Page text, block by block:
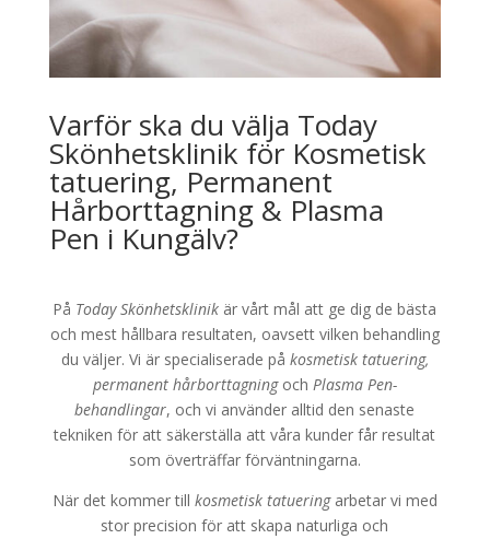
Varför ska du välja Today
Skönhetsklinik för Kosmetisk
tatuering, Permanent
Hårborttagning & Plasma
Pen i Kungälv?
På Today Skönhetsklinik är vårt mål att ge dig de bästa
och mest hållbara resultaten, oavsett vilken behandling
du väljer. Vi är specialiserade på kosmetisk tatuering,
permanent hårborttagningoch Plasma Pen-
behandlingar, och vi använder alltid den senaste
tekniken för att säkerställa att våra kunder får resultat
som överträffar förväntningarna.
När det kommer till kosmetisk tatueringarbetar vi med
stor precision för att skapa naturliga och